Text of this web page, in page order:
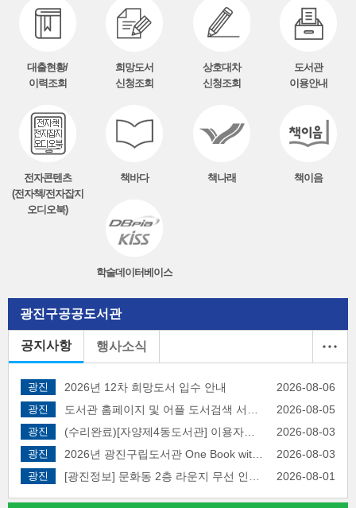
대출현황/
이력조회
희망도서
신청조회
상호대차
신청조회
도서관
이용안내
전자콘텐츠
(전자책/전자잡지
오디오북)
책바다 책나래 책이음
학술데이터베이스
광진구공공도서관
공지사항 행사소식
광진 2026년 12차 희망도서 입수 안내 2026-08-06
광진 도서관 홈페이지 및 어플 도서검색 서비스 장애 알림 2026-08-05
광진 (수리완료)[자양제4동도서관] 이용자용 복합기(프린트) 일시 중단 안내 2026-08-03
광진 2026년 광진구립도서관 One Book with 광진 주제도서 선정 2026-08-03
광진 [광진정보] 문화동 2층 라운지 무선 인터넷(Wi-Fi) 신규 설치 안내 2026-08-01